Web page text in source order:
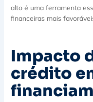
alto é uma ferramenta
financeiras mais
Impacto
crédito